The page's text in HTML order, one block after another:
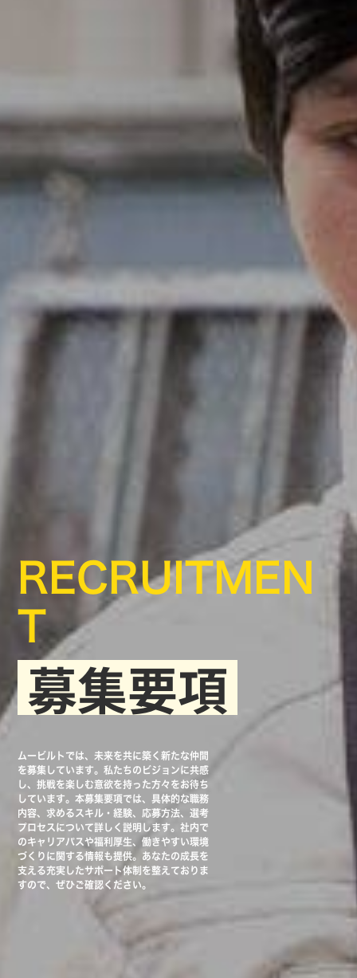
RECRUITMEN
T
募集要項
ムービルトでは、未来を共に築く新たな仲間
を募集しています。私たちのビジョンに共感
し、挑戦を楽しむ意欲を持った方々をお待ち
しています。本募集要項では、具体的な職務
内容、求めるスキル・経験、応募方法、選考
プロセスについて詳しく説明します。社内で
のキャリアパスや福利厚生、働きやすい環境
づくりに関する情報も提供。あなたの成長を
支える充実したサポート体制を整えておりま
すので、ぜひご確認ください。